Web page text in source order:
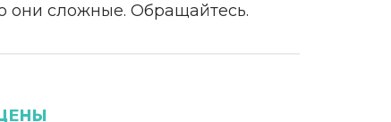
они сложные. Обращайтесь.